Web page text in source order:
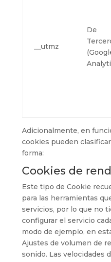
__utmz
De
Adicionalmente, en
cookies pueden
forma:
Cookies de
Este tipo de Cookie
para las herramientas
servicios, por lo que no
configurar el servicio
modo de ejemplo, en
Ajustes de volumen de
sonido. Las velocidades